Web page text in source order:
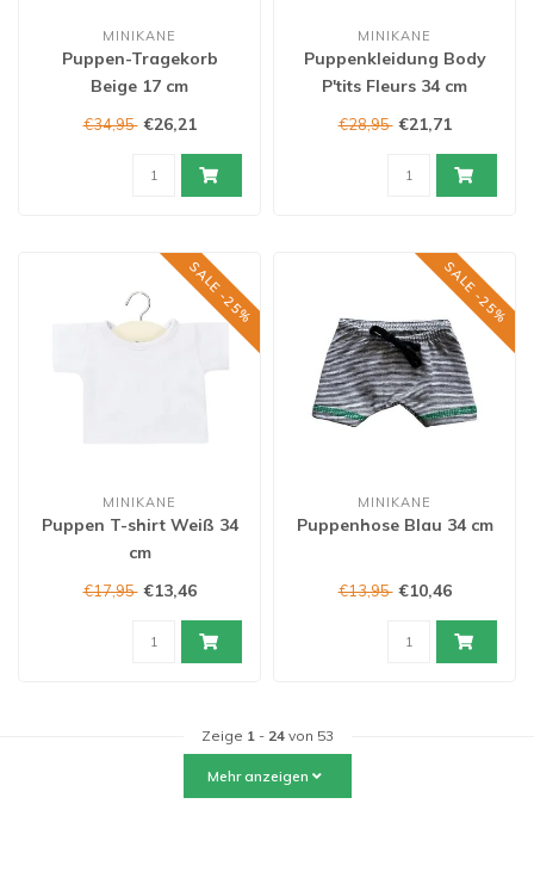
MINIKANE
Puppen-Tragekorb
Beige 17 cm
€34,95 €26,21
MINIKANE
Puppenkleidung Body
P'tits Fleurs 34 cm
€28,95 €21,71
SALE -25%
MINIKANE
Puppen T-shirt Weiß 34
cm
€17,95 €13,46
SALE -25%
MINIKANE
Puppenhose Blau 34 cm
€13,95 €10,46
Zeige 1- 24von 53
Mehr anzeigen